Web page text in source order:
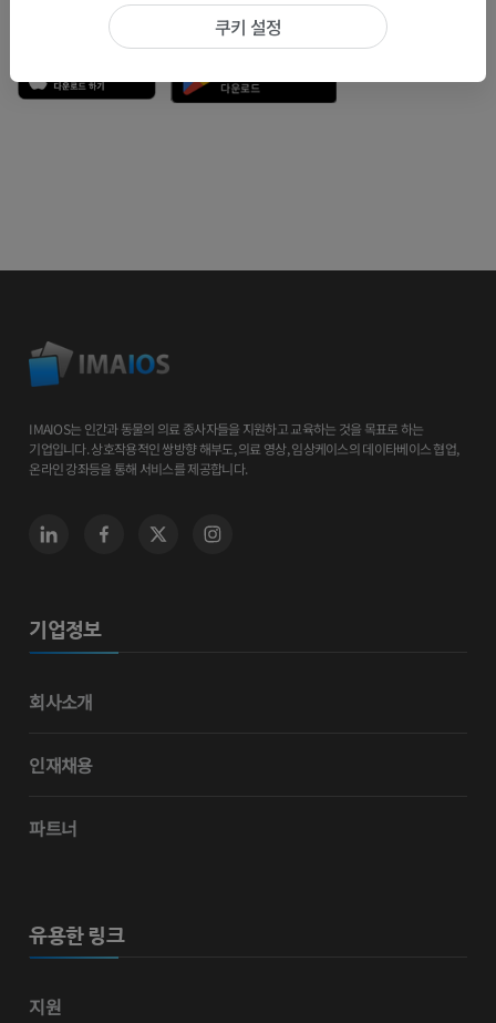
앱 다운로드
IMAIOS는 인간과 동물의 의료 종사자들을 지원하고 교육하는 것을 목표로 하는
기업입니다. 상호작용적인 쌍방향 해부도, 의료 영상, 임상케이스의 데이타베이스 협업,
온라인 강좌등을 통해 서비스를 제공합니다.
기업정보
회사소개
인재채용
파트너
유용한 링크
지원
쿠키 설정